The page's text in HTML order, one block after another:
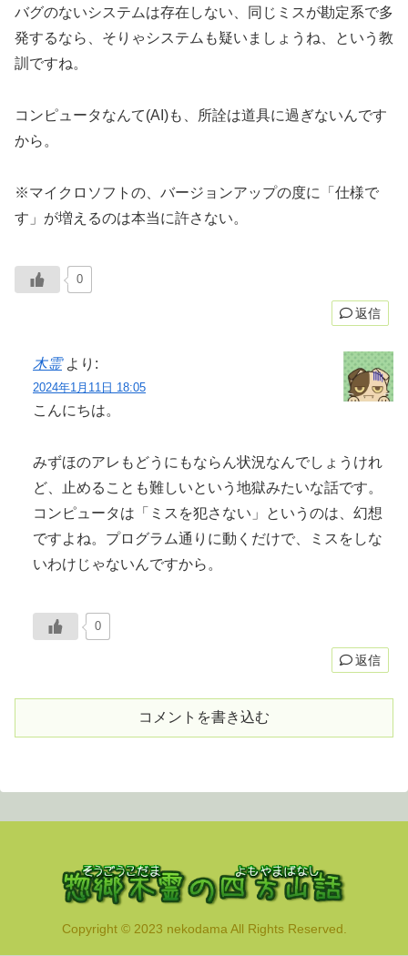
バグのないシステムは存在しない、同じミスが勘定系で多
発するなら、そりゃシステムも疑いましょうね、という教
訓ですね。
コンピュータなんて(AI)も、所詮は道具に過ぎないんです
から。
※マイクロソフトの、バージョンアップの度に「仕様で
す」が増えるのは本当に許さない。
0
返信
木霊 より:
2024年1月11日 18:05
こんにちは。
みずほのアレもどうにもならん状況なんでしょうけれ
ど、止めることも難しいという地獄みたいな話です。
コンピュータは「ミスを犯さない」というのは、幻想
ですよね。プログラム通りに動くだけで、ミスをしな
いわけじゃないんですから。
0
返信
コメントを書き込む
Copyright © 2023 nekodama All Rights Reserved.